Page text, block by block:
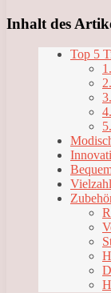
Inhalt des
Top 5